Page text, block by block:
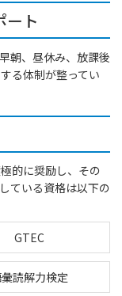
ート
朝、昼休み、放課後
る体制が整ってい
的に奨励し、その
ている資格は以下の
GTEC
読解力検定